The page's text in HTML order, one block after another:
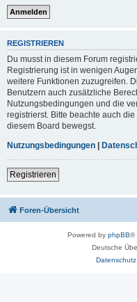
REGISTRIEREN
Du musst in diesem Forum
Registrierung ist in wenigen
weitere Funktionen zuzugreifen.
Benutzern auch zusätzliche
Nutzungsbedingungen und die
registrierst. Bitte beachte auch
diesem Board bewegst.
Nutzungsbedingungen
Registrieren
Foren-Übersicht
Powered by phpBB®
Deutsche
Datenschutz